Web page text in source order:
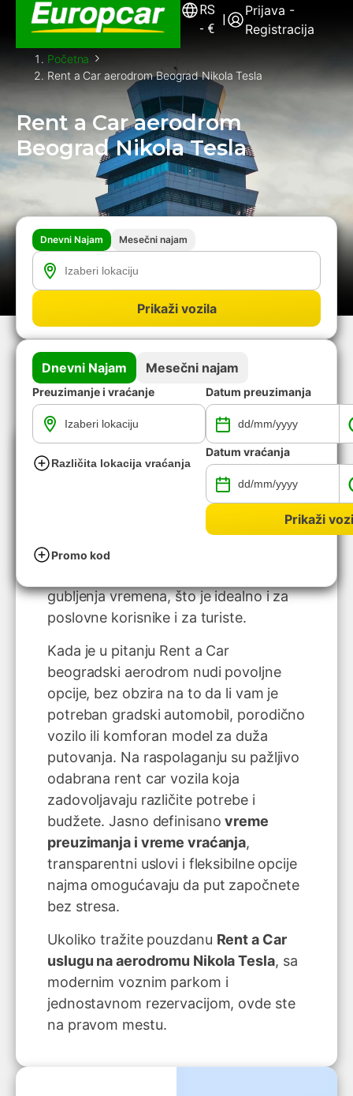
RS
- €
|
Prijava -
Registracija
Početna
Rent a Car aerodrom Beograd Nikola Tesla
Rent a Car aerodrom
Beograd Nikola Tesla
Dnevni Najam Mesečni najam
Prikaži vozila
Dnevni Najam Mesečni najam
Preuzimanje i vraćanje
Različita lokacija vraćanja
Datum preuzimanja
Datum vraćanja
Prikaži
Promo kod
Ako sletite na beogradski aerodrom i
želite odmah da nastavite put bez
čekanja, Rent a Car Beograd Nikola
Tesla je najbrže i najpraktičnije rešenje.
Preuzimanje vozila se obavlja direktno
gubljenja vremena, što je idealno i za
poslovne korisnike i za turiste.
Kada je u pitanju Rent a Car
beogradski aerodrom nudi povoljne
opcije, bez obzira na to da li vam je
potreban gradski automobil, porodično
vozilo ili komforan model za duža
putovanja. Na raspolaganju su pažljivo
odabrana rent car vozila koja
zadovoljavaju različite potrebe i
budžete. Jasno definisanovreme
preuzimanja i vreme vraćanja,
transparentni uslovi i fleksibilne opcije
najma omogućavaju da put započnete
bez stresa.
Ukoliko tražite pouzdanu Rent a Car
uslugu na aerodromu Nikola Tesla, sa
modernim voznim parkom i
jednostavnom rezervacijom, ovde ste
na pravom mestu.